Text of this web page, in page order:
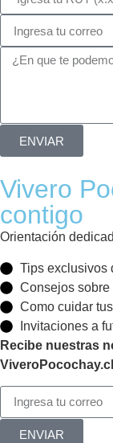
ENVIAR
Vivero
contigo
Orientación
Tips exclusivos
Consejos sobre
Como cuidar
Invitaciones a
Recibe nuestras
ViveroPocochay.cl
ENVIAR